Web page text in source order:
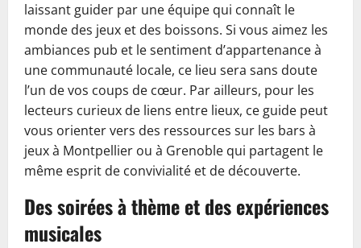
laissant guider par une équipe qui connaît le
monde des jeux et des boissons. Si vous aimez les
ambiances pub et le sentiment d’appartenance à
une communauté locale, ce lieu sera sans doute
l’un de vos coups de cœur. Par ailleurs, pour les
lecteurs curieux de liens entre lieux, ce guide peut
vous orienter vers des ressources sur les bars à
jeux à Montpellier ou à Grenoble qui partagent le
même esprit de convivialité et de découverte.
Des soirées à thème et des expériences
musicales